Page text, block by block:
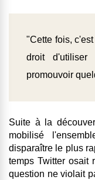
"Cette fois,
droit
promouvoir
Suite à la
mobilisé
disparaître le plus
temps Twitter osait
question ne violait